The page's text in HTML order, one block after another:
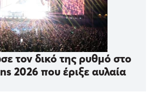
τον δικό της ρυθμό στο
2026 που έριξε αυλαία